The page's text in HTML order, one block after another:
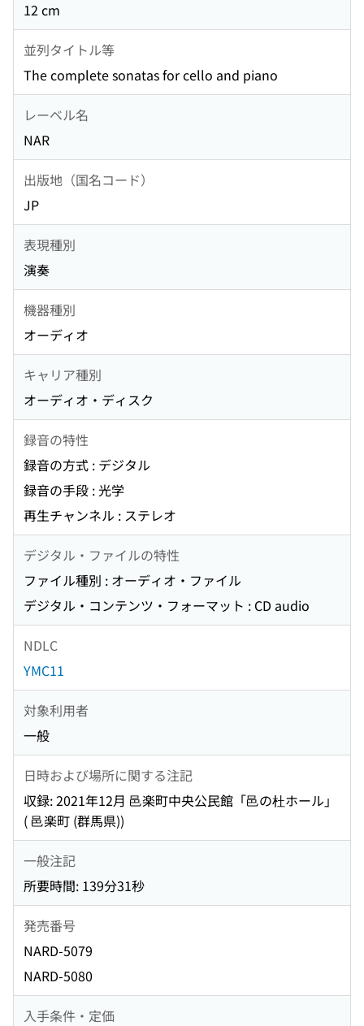
12 cm
並列タイトル等
The complete sonatas for cello and piano
レーベル名
NAR
出版地（国名コード）
JP
表現種別
演奏
機器種別
オーディオ
キャリア種別
オーディオ・ディスク
録音の特性
録音の方式 : デジタル
録音の手段 : 光学
再生チャンネル : ステレオ
デジタル・ファイルの特性
ファイル種別 : オーディオ・ファイル
デジタル・コンテンツ・フォーマット : CD audio
NDLC
YMC11
対象利用者
一般
日時および場所に関する注記
収録: 2021年12月 邑楽町中央公民館「邑の杜ホール」
( 邑楽町 (群馬県))
一般注記
所要時間: 139分31秒
発売番号
NARD-5079
NARD-5080
入手条件・定価